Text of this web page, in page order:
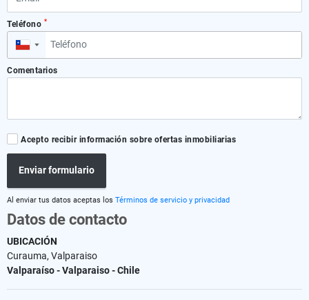
Teléfono *
▼
Comentarios
Acepto recibir información sobre ofertas inmobiliarias
Enviar formulario
Al enviar tus datos aceptas los Términos de servicio y privacidad
Datos de contacto
UBICACIÓN
Curauma, Valparaiso
Valparaíso - Valparaiso - Chile